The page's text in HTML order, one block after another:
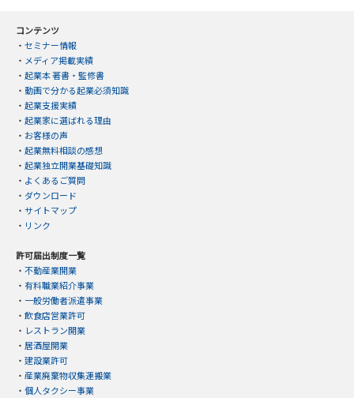
コンテンツ
・ セミナー情報
・ メディア掲載実績
・ 起業本 著書・監修書
・ 動画で分かる起業必須知識
・ 起業支援実績
・ 起業家に選ばれる理由
・ お客様の声
・ 起業無料相談の感想
・ 起業独立開業基礎知識
・ よくあるご質問
・ ダウンロード
・ サイトマップ
・ リンク
許可届出制度一覧
・ 不動産業開業
・ 有料職業紹介事業
・ 一般労働者派遣事業
・ 飲食店営業許可
・ レストラン開業
・ 居酒屋開業
・ 建設業許可
・ 産業廃棄物収集運搬業
・ 個人タクシー事業